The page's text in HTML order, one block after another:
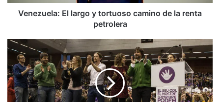
petrolera
Venezuela: El largo y tortuoso camino de la renta
petrolera
Roosevelt
el
bipartidismo